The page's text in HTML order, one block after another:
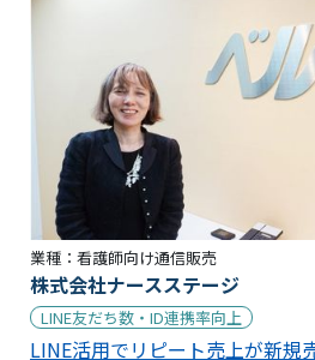
業種： 看護師向け通信販売
株式会社ナースステージ
LINE友だち数・ID連携率向上
LINE活用でリピート売上が新規